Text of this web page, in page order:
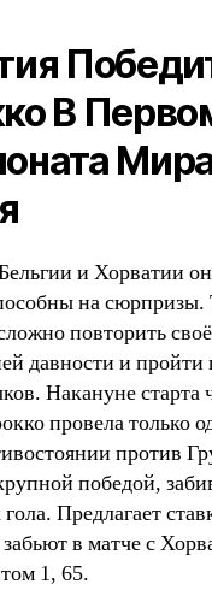
В
и Хорватии
на
повторить
давности и пройти
Накануне старта
провела только
против
победой,
Предлагает
в матче с
1, 65.